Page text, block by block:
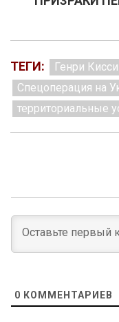
ТЕГИ: Генри
Спецоперация на
территориальные
0 КОММЕНТАРИЕВ